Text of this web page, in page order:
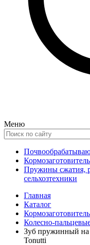
Меню
Пружины сжатия,
сельхозтехники
Главная
Каталог
Колесно-
Зуб пружинный на
Tonutti